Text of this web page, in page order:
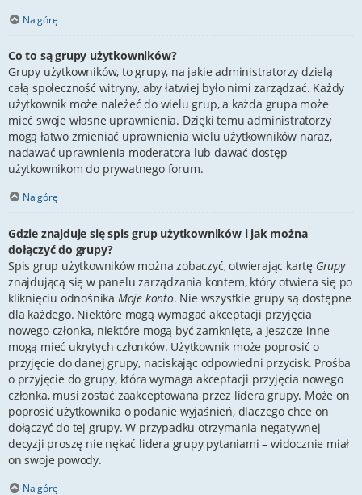
Na górę
Co to są grupy użytkowników?
Grupy użytkowników, to grupy, na jakie administratorzy dzielą
całą społeczność witryny, aby łatwiej było nimi zarządzać. Każdy
użytkownik może należeć do wielu grup, a każda grupa może
mieć swoje własne uprawnienia. Dzięki temu administratorzy
mogą łatwo zmieniać uprawnienia wielu użytkowników naraz,
nadawać uprawnienia moderatora lub dawać dostęp
użytkownikom do prywatnego forum.
Na górę
Gdzie znajduje się spis grup użytkowników i jak można
dołączyć do grupy?
Spis grup użytkowników można zobaczyć, otwierając kartę Grupy
znajdującą się w panelu zarządzania kontem, który otwiera się po
kliknięciu odnośnika Moje konto. Nie wszystkie grupy są dostępne
dla każdego. Niektóre mogą wymagać akceptacji przyjęcia
nowego członka, niektóre mogą być zamknięte, a jeszcze inne
mogą mieć ukrytych członków. Użytkownik może poprosić o
przyjęcie do danej grupy, naciskając odpowiedni przycisk. Prośba
o przyjęcie do grupy, która wymaga akceptacji przyjęcia nowego
członka, musi zostać zaakceptowana przez lidera grupy. Może on
poprosić użytkownika o podanie wyjaśnień, dlaczego chce on
dołączyć do tej grupy. W przypadku otrzymania negatywnej
decyzji proszę nie nękać lidera grupy pytaniami – widocznie miał
on swoje powody.
Na górę